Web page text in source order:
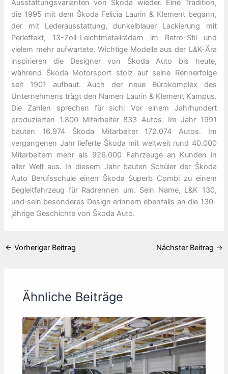
Ausstattungsvarianten von Škoda wieder. Eine Tradition,
die 1995 mit dem Škoda Felicia Laurin & Klement begann,
der mit Lederausstattung, dunkelblauer Lackierung mit
Perleffekt, 13-Zoll-Leichtmetallrädern im Retro-Stil und
vielem mehr aufwartete. Wichtige Modelle aus der L&K-Ära
inspirieren die Designer von Škoda Auto bis heute,
während Škoda Motorsport stolz auf seine Rennerfolge
seit 1901 aufbaut. Auch der neue Bürokomplex des
Unternehmens trägt den Namen Laurin & Klement Kampus.
Die Zahlen sprechen für sich: Vor einem Jahrhundert
produzierten 1.800 Mitarbeiter 833 Autos. Im Jahr 1991
bauten 16.974 Škoda Mitarbeiter 172.074 Autos. Im
vergangenen Jahr lieferte Škoda mit weltweit rund 40.000
Mitarbeitern mehr als 926.000 Fahrzeuge an Kunden in
aller Welt aus. In diesem Jahr bauten Schüler der Škoda
Auto Berufsschule einen Škoda Superb Combi zu einem
Begleitfahrzeug für Radrennen um. Sein Name, L&K 130,
und sein besonderes Design erinnern ebenfalls an die 130-
jährige Geschichte von Škoda Auto.
← Vorheriger Beitrag Nächster Beitrag →
Ähnliche Beiträge